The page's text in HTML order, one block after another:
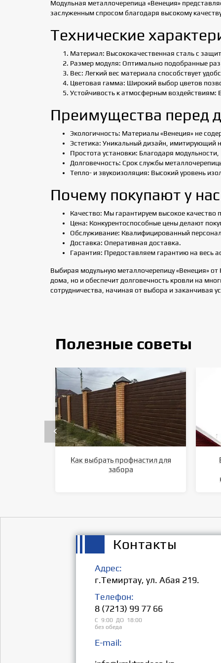
Модульная металлочерепица «Венеция»
заслуженным спросом благодаря высокому
Технические
Материал: Высококачественная сталь с
Размер модуля: Оптимально подобранные
Вес: Легкий вес материала способствует
Цветовая гамма: Широкий выбор цветов
Устойчивость к атмосферным воздействиям:
Преимущества перед
Экологичность: Материалы «Венеция» не
Эстетика: Уникальный дизайн, имитирующий
Простота установки: Благодаря
Долговечность: Срок службы
Тепло- и звукоизоляция: Высокий уровень
Почему покупают у нас
Качество: Мы гарантируем высокое
Цена: Конкурентоспособные цены делают
Обслуживание: Квалифицированный
Доставка: Оперативная доставка.
Гарантия: Предоставляем гарантию на весь
Выбирая модульную металлочерепицу «Венеция»
дома, но и обеспечит долговечность кровли на
сотрудничества, начиная от выбора и заканчивая
Полезные советы
Как выбрать профнастил для
забора
Контакты
Адрес:
г.Темиртау, ул. Абая 219.
Телефон:
8 (7213) 99 77 66
С 9:00 ДО 18:00
без обеда
E-mail: